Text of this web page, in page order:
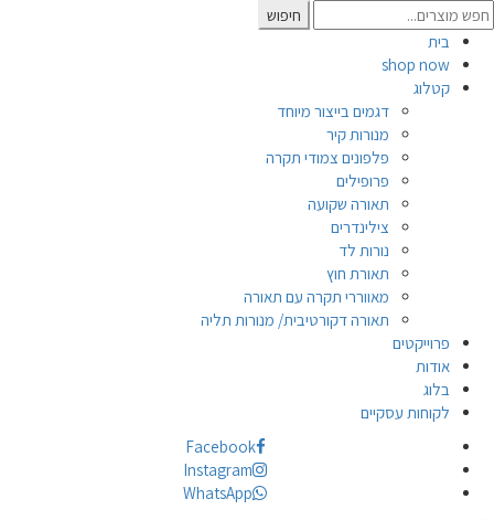
Search
for:
חיפוש
בית
shop now
קטלוג
דגמים בייצור מיוחד
מנורות קיר
פלפונים צמודי תקרה
פרופילים
תאורה שקועה
צילינדרים
נורות לד
תאורת חוץ
מאווררי תקרה עם תאורה
תאורה דקורטיבית/ מנורות תליה
פרוייקטים
אודות
בלוג
לקוחות עסקיים
Facebook
Instagram
WhatsApp